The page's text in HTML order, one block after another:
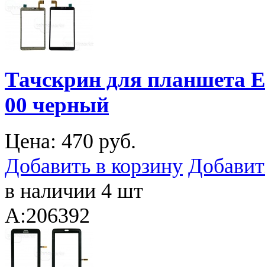
Тачскрин для планшета
00 черный
Цена: 470 руб.
Добавить в корзину
в наличии 4 шт
A:206392